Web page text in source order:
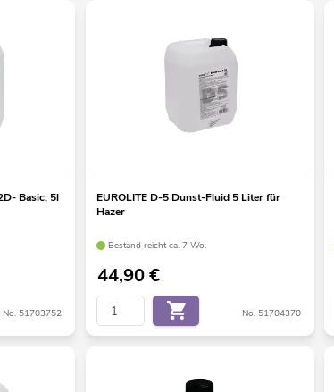
Basic, 5l
No. 51703752
EUROLITE D-5 Dunst-Fluid 5 Liter für
Hazer
Bestand reicht ca. 7 Wo.
44,90€
No. 51704370